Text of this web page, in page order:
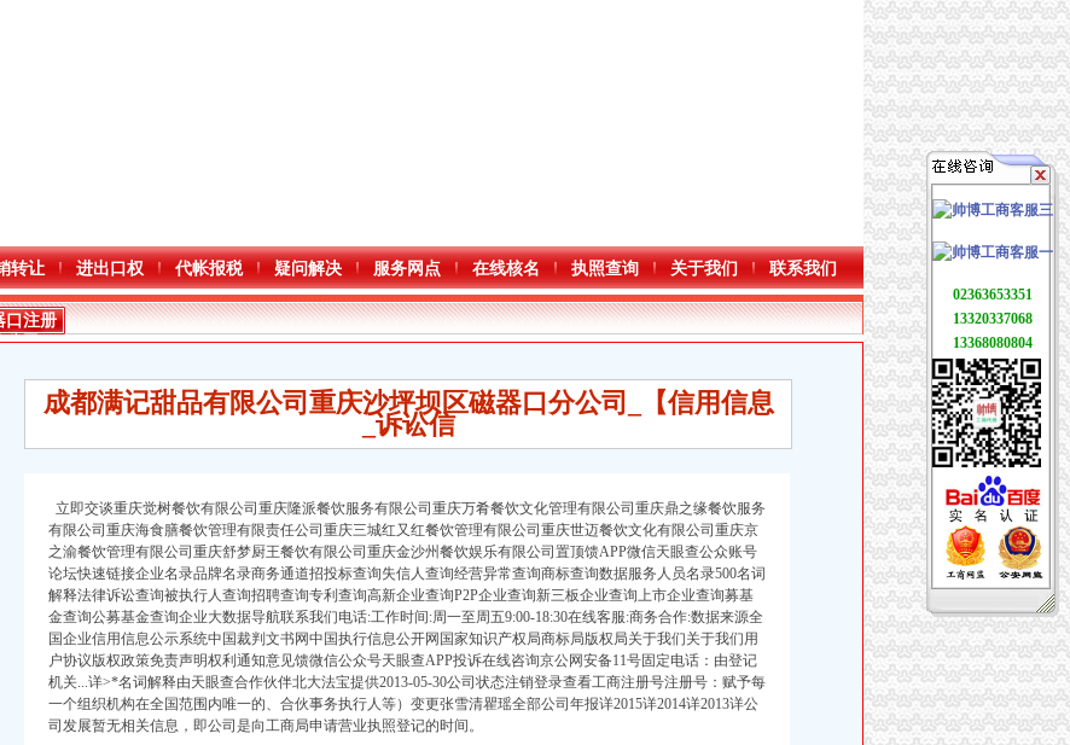
转让 进出口权 代帐报税 疑问解决 服务网点 在线核名 执照查询 关于我们 联系我们
商注册）
口注册
公司
成都满记甜品有限公司重庆沙坪坝区磁器口分公司_【信用信息
_诉讼信
立即交谈重庆觉树餐饮有限公司重庆隆派餐饮服务有限公司重庆万肴餐饮文化管理有限公司重庆鼎之缘餐饮服务
有限公司重庆海食膳餐饮管理有限责任公司重庆三城红又红餐饮管理有限公司重庆世迈餐饮文化有限公司重庆京
之渝餐饮管理有限公司重庆舒梦厨王餐饮有限公司重庆金沙州餐饮娱乐有限公司置顶馈APP微信天眼查公众账号
论坛快速链接企业名录品牌名录商务通道招投标查询失信人查询经营异常查询商标查询数据服务人员名录500名词
解释法律诉讼查询被执行人查询招聘查询专利查询高新企业查询P2P企业查询新三板企业查询上市企业查询募基
金查询公募基金查询企业大数据导航联系我们电话:工作时间:周一至周五9:00-18:30在线客服:商务合作:数据来源全
国企业信用信息公示系统中国裁判文书网中国执行信息公开网国家知识产权局商标局版权局关于我们关于我们用
户协议版权政策免责声明权利通知意见馈微信公众号天眼查APP投诉在线咨询京公网安备11号固定电话：由登记
机关...详>*名词解释由天眼查合作伙伴北大法宝提供2013-05-30公司状态注销登录查看工商注册号注册号：赋予每
一个组织机构在全国范围内唯一的、合伙事务执行人等）变更张雪清瞿瑶全部公司年报详2015详2014详2013详公
司发展暂无相关信息，即公司是向工商局申请营业执照登记的时间。
02363653351
13320337068
13368080804